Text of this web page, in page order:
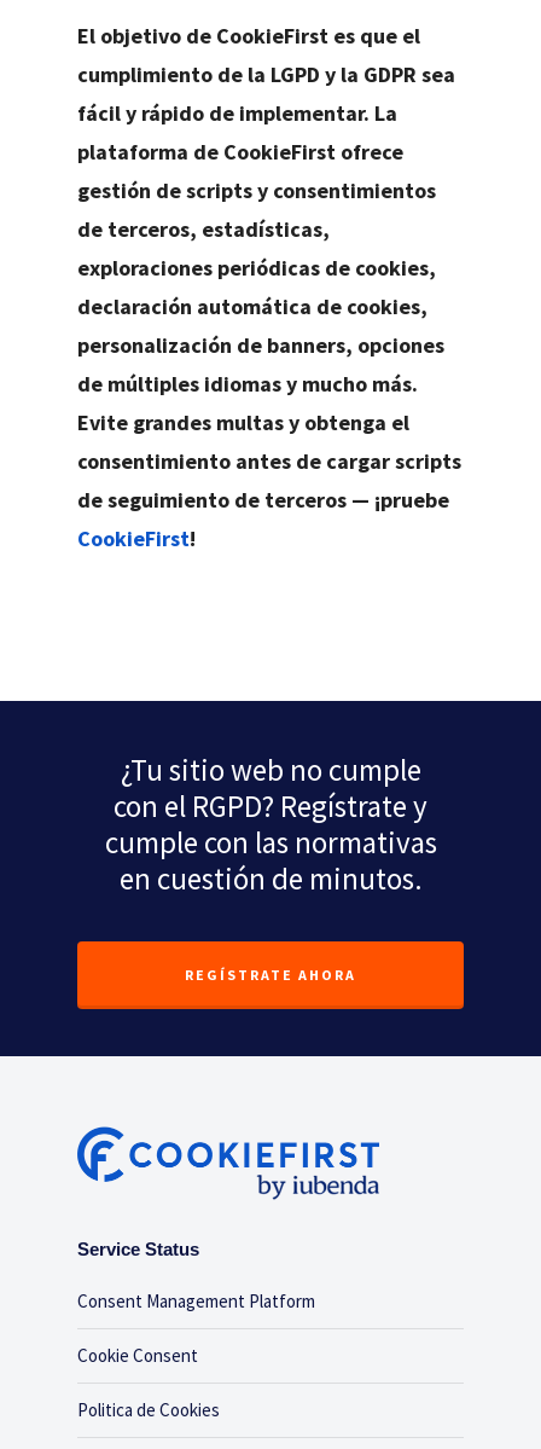
El objetivo de CookieFirst es que el
cumplimiento de la LGPD y la GDPR sea
fácil y rápido de implementar. La
plataforma de CookieFirst ofrece
gestión de scripts y consentimientos
de terceros, estadísticas,
exploraciones periódicas de cookies,
declaración automática de cookies,
personalización de banners, opciones
de múltiples idiomas y mucho más.
Evite grandes multas y obtenga el
consentimiento antes de cargar scripts
de seguimiento de terceros — ¡pruebe
CookieFirst!
¿Tu sitio web no cumple
con el RGPD? Regístrate y
cumple con las normativas
en cuestión de minutos.
REGÍSTRATE AHORA
Service Status
Consent Management Platform
Cookie Consent
Politica de Cookies